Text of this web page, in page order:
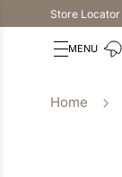
Store Locator